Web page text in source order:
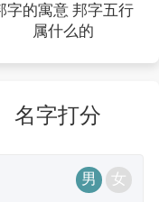
字的寓意 邦字五行
属什么的
名字打分
男 女